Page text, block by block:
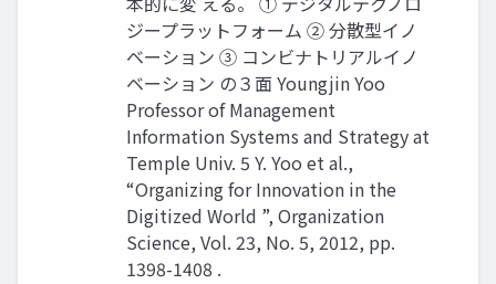
ジープラットフォーム ② 分散型イノ
ベーション ③ コンビナトリアルイノ
ベーション の３面 Youngjin Yoo
Professor of Management
Information Systems and Strategy at
Temple Univ. 5 Y. Yoo et al.,
“Organizing for Innovation in the
Digitized World ”, Organization
Science, Vol. 23, No. 5, 2012, pp.
1398-1408 .